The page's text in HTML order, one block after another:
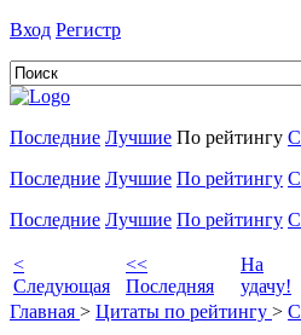
Вход Регистр
Последние Лучшие По рейтингу
Последние Лучшие По рейтингу
Последние Лучшие По рейтингу
<
Следующая
<<
Последняя
На
удачу!
Главная > Цитаты по рейтингу >